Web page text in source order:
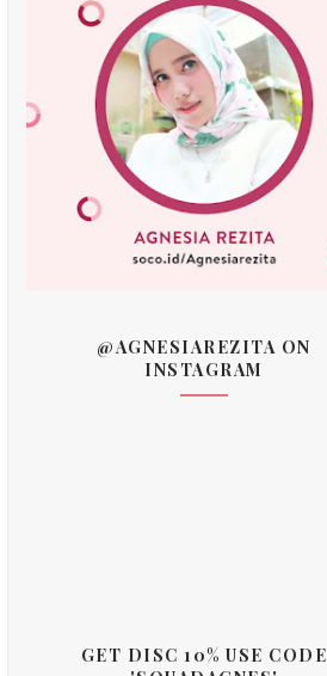
@AGNESIAREZITA ON
INSTAGRAM
GET DISC 10% USE CODE